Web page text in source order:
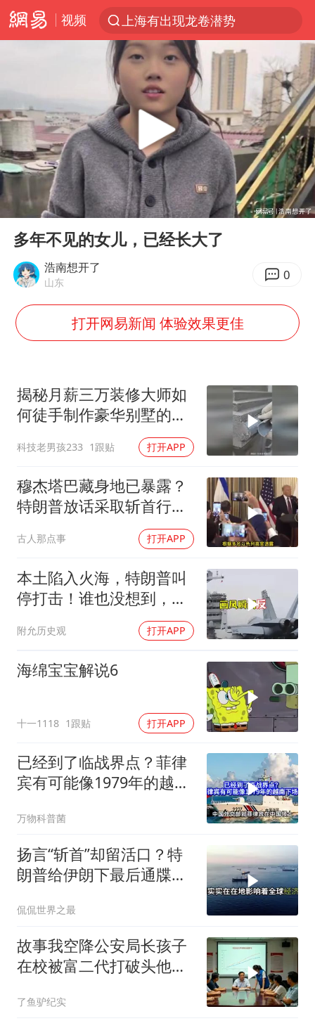
视频
上海有出现龙卷潜势
上海：5号线16号线浦江线全线停运
白海豚逼近浙闽沿海
今日15时起福州地铁高架区段停运
国足U17与阿森纳决赛取消 并列冠军
王艺迪2-4不敌张本美和止步4强
上门女婿出轨女邻居多年被判重婚罪
《披荆斩棘2026》阵容官宣
2025年小学教师减少13.19万
白海豚或提早3小时登陆
上海大部迎大暴雨
《龙餐馆》 冲奖
蒯曼挺进WTT横滨冠军赛女单四强
武契奇会见泽连斯基有何意图
构建更高水平的全民健身公共服务体系
Play
00:00 06:25
多年不见的女儿，已经长大了
浩南想开了
山东 0
打开网易新闻 体验效果更佳
揭秘月薪三万装修大师如
何徒手制作豪华别墅的罗
科技老男孩233 1跟贴 打开APP
穆杰塔巴藏身地已暴露？
特朗普放话采取斩首行
动，美军机又被击落
古人那点事 打开APP
本土陷入火海，特朗普叫
停打击！谁也没想到，中
附允历史观 打开APP
海绵宝宝解说6
十一1118 1跟贴 打开APP
已经到了临战界点？菲律
宾有可能像1979年的越南
万物科普菌
扬言“斩首”却留活口？特
朗普给伊朗下最后通牒，
侃侃世界之最
故事我空降公安局长孩子
在校被富二代打破头他爹
了鱼驴纪实